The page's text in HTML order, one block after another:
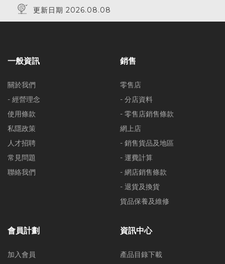
更新日期 2026.08.08
一般資訊
關於我們
- 經營理念
使用條款
私隱政策
人才招聘
常見問題
聯絡我們
銷售
零售店
- 分店資料
- 零售店銷售條款
網上店
- 銷售貨品及地區
- 運費計算
- 網店銷售條款
- 退貨及換貨
貨品保養及維修
會員計劃
加入會員
資訊中心
產品目錄下載